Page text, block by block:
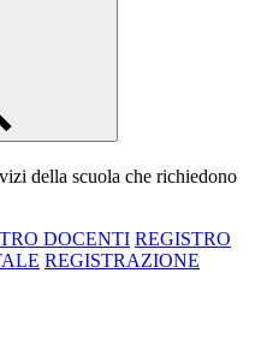
della scuola che richiedono
DOCENTI REGISTRO
REGISTRAZIONE